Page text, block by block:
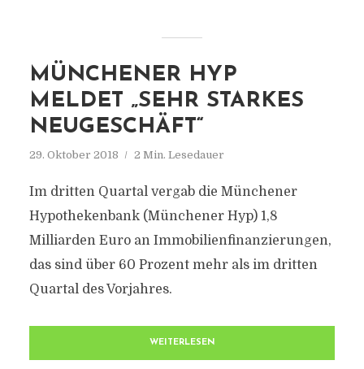
MÜNCHENER HYP
MELDET „SEHR STARKES
NEUGESCHÄFT“
29. Oktober 2018 2 Min. Lesedauer
Im dritten Quartal vergab die Münchener
Hypothekenbank (Münchener Hyp) 1,8
Milliarden Euro an Immobilienfinanzierungen,
das sind über 60 Prozent mehr als im dritten
Quartal des Vorjahres.
WEITERLESEN